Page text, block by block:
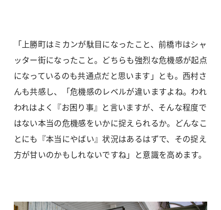
「上勝町はミカンが駄目になったこと、前橋市はシャ
ッター街になったこと。どちらも強烈な危機感が起点
になっているのも共通点だと思います」とも。西村さ
んも共感し、「危機感のレベルが違いますよね。われ
われはよく『お困り事』と言いますが、そんな程度で
はない本当の危機感をいかに捉えられるか。どんなこ
とにも『本当にやばい』状況はあるはずで、その捉え
方が甘いのかもしれないですね」と意識を高めます。